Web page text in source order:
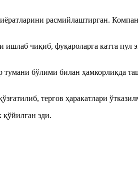
расмийлаштирган.
чиқиб, фуқароларга катта пул
бўлими билан ҳамкорликда
тергов ҳаракатлари
эди.